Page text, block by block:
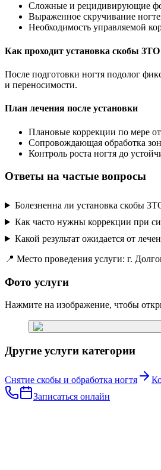
Сложные и рецидивирующие
Выраженное скручивание
Необходимость управляемой
Как проходит установка скобы 3ТО
После подготовки ногтя подолог
и переносимости.
План лечения после установки
Плановые коррекции по мере
Сопровождающая обработка
Контроль роста ногтя до
Ответы на частые вопросы
Болезненна ли установка скобы
Как часто нужны коррекции при
Какой результат ожидается от
📍 Место проведения услуги: г.
Фото услуги
Нажмите на изображение, чтобы
Другие услуги категории
Снятие скобы и обработка ногтя
Записаться онлайн